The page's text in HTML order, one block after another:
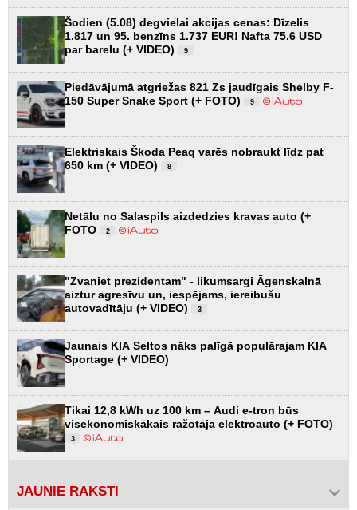
Šodien (5.08) degvielai akcijas cenas: Dīzelis
1.817 un 95. benzīns 1.737 EUR! Nafta 75.6 USD
par barelu (+ VIDEO)
9
Piedāvājumā atgriežas 821 Zs jaudīgais Shelby F-
150 Super Snake Sport (+ FOTO)
9
Elektriskais Škoda Peaq varēs nobraukt līdz pat
650 km (+ VIDEO)
8
Netālu no Salaspils aizdedzies kravas auto (+
FOTO
2
"Zvaniet prezidentam" - likumsargi Āgenskalnā
aiztur agresīvu un, iespējams, iereibušu
autovadītāju (+ VIDEO)
3
Jaunais KIA Seltos nāks palīgā populārajam KIA
Sportage (+ VIDEO)
Tikai 12,8 kWh uz 100 km – Audi e-tron būs
visekonomiskākais ražotāja elektroauto (+ FOTO)
3
JAUNIE RAKSTI